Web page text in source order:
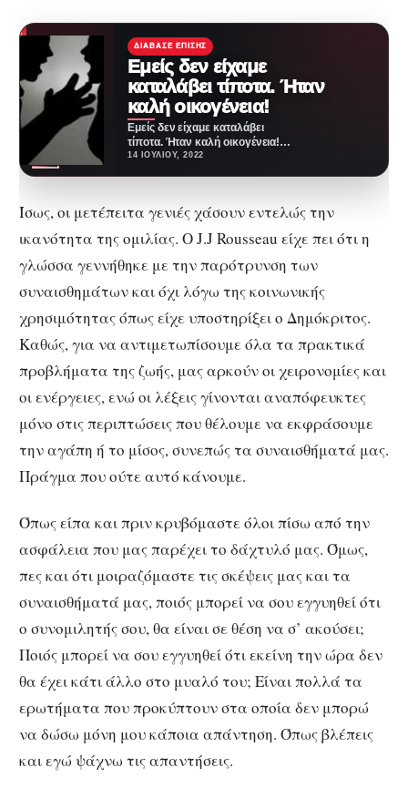
ΔΙΆΒΑΣΕ ΕΠΊΣΗΣ
Εμείς δεν είχαμε
καταλάβει τίποτα. Ήταν
καλή οικογένεια!
Εμείς δεν είχαμε καταλάβει
τίποτα. Ήταν καλή οικογένεια!
Εμείς δεν είχαμε καταλάβει
14 ΙΟΥΛΊΟΥ, 2022
Ίσως, οι μετέπειτα γενιές χάσουν εντελώς την
ικανότητα της ομιλίας. Ο J.J Rousseau είχε πει ότι η
γλώσσα γεννήθηκε με την παρότρυνση των
συναισθημάτων και όχι λόγω της κοινωνικής
χρησιμότητας όπως είχε υποστηρίξει ο Δημόκριτος.
Καθώς, για να αντιμετωπίσουμε όλα τα πρακτικά
προβλήματα της ζωής, μας αρκούν οι χειρονομίες και
οι ενέργειες, ενώ οι λέξεις γίνονται αναπόφευκτες
μόνο στις περιπτώσεις που θέλουμε να εκφράσουμε
την αγάπη ή το μίσος, συνεπώς τα συναισθήματά μας.
Πράγμα που ούτε αυτό κάνουμε.
Όπως είπα και πριν κρυβόμαστε όλοι πίσω από την
ασφάλεια που μας παρέχει το δάχτυλό μας. Όμως,
πες και ότι μοιραζόμαστε τις σκέψεις μας και τα
συναισθήματά μας, ποιός μπορεί να σου εγγυηθεί ότι
ο συνομιλητής σου, θα είναι σε θέση να σ’ ακούσει;
Ποιός μπορεί να σου εγγυηθεί ότι εκείνη την ώρα δεν
θα έχει κάτι άλλο στο μυαλό του; Είναι πολλά τα
ερωτήματα που προκύπτουν στα οποία δεν μπορώ
να δώσω μόνη μου κάποια απάντηση. Όπως βλέπεις
και εγώ ψάχνω τις απαντήσεις.